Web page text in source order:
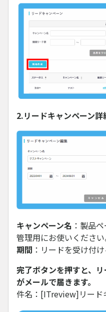
2.リードキャンペーン詳
キャンペーン名 ：製品
管理用にお使いください
期間 ：リードを受け付
完了ボタンを押すと、
がメールで届きます。
件名：[ITreview]リード